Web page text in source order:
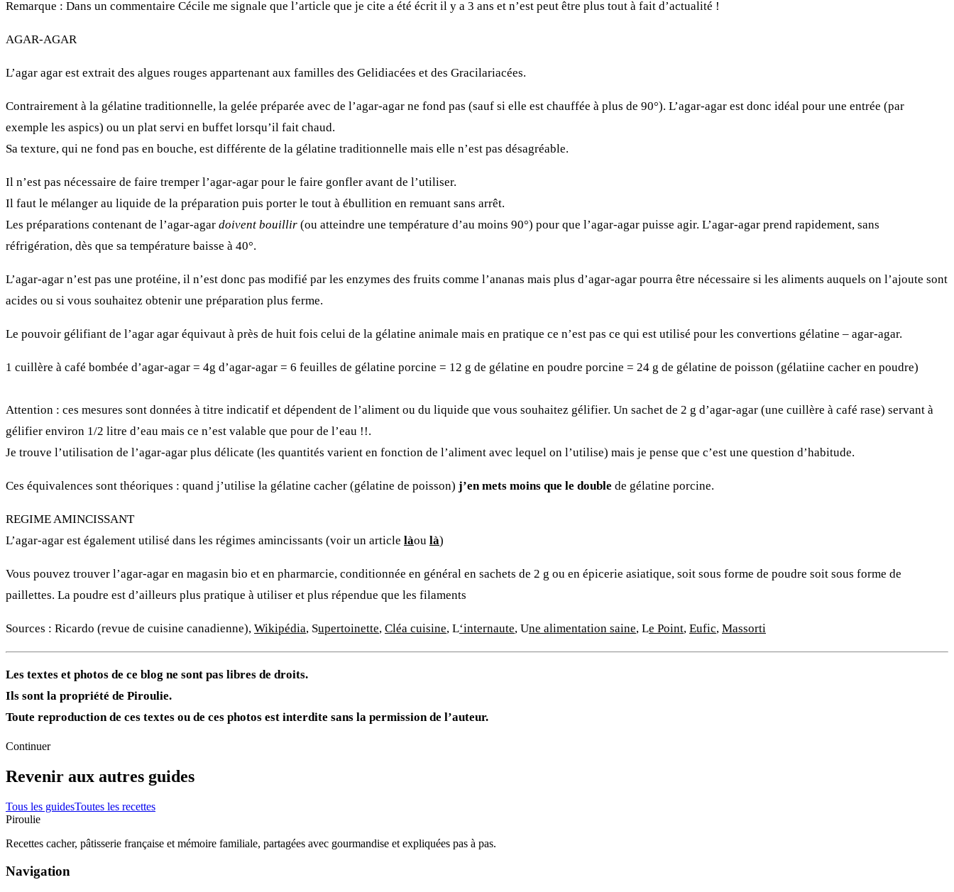
Remarque : Dans un commentaire Cécile me signale que l’article que je cite a été écrit il y a 3 ans et n’est peut être plus tout à fait d’actualité !
AGAR-AGAR
L’agar agar est extrait des algues rouges appartenant aux familles des Gelidiacées et des Gracilariacées.
Contrairement à la gélatine traditionnelle, la gelée préparée avec de l’agar-agar ne fond pas (sauf si elle est chauffée à plus de 90°). L’agar-agar est donc idéal pour une entrée (par
exemple les aspics) ou un plat servi en buffet lorsqu’il fait chaud.
Sa texture, qui ne fond pas en bouche, est différente de la gélatine traditionnelle mais elle n’est pas désagréable.
Il n’est pas nécessaire de faire tremper l’agar-agar pour le faire gonfler avant de l’utiliser.
Il faut le mélanger au liquide de la préparation puis porter le tout à ébullition en remuant sans arrêt.
Les préparations contenant de l’agar-agar doivent bouillir (ou atteindre une température d’au moins 90°) pour que l’agar-agar puisse agir. L’agar-agar prend rapidement, sans
réfrigération, dès que sa température baisse à 40°.
L’agar-agar n’est pas une protéine, il n’est donc pas modifié par les enzymes des fruits comme l’ananas mais plus d’agar-agar pourra être nécessaire si les aliments auquels on l’ajoute sont
acides ou si vous souhaitez obtenir une préparation plus ferme.
Le pouvoir gélifiant de l’agar agar équivaut à près de huit fois celui de la gélatine animale mais en pratique ce n’est pas ce qui est utilisé pour les convertions gélatine – agar-agar.
1 cuillère à café bombée d’agar-agar = 4g d’agar-agar = 6 feuilles de gélatine porcine = 12 g de gélatine en poudre porcine = 24 g de gélatine de poisson (gélatiine cacher en poudre)
Attention : ces mesures sont données à titre indicatif et dépendent de l’aliment ou du liquide que vous souhaitez gélifier. Un sachet de 2 g d’agar-agar (une cuillère à café rase) servant à
gélifier environ 1/2 litre d’eau mais ce n’est valable que pour de l’eau !!.
Je trouve l’utilisation de l’agar-agar plus délicate (les quantités varient en fonction de l’aliment avec lequel on l’utilise) mais je pense que c’est une question d’habitude.
Ces équivalences sont théoriques : quand j’utilise la gélatine cacher (gélatine de poisson) j’en mets moins que le double de gélatine porcine.
REGIME AMINCISSANT
L’agar-agar est également utilisé dans les régimes amincissants (voir un article làou là)
Vous pouvez trouver l’agar-agar en magasin bio et en pharmarcie, conditionnée en général en sachets de 2 g ou en épicerie asiatique, soit sous forme de poudre soit sous forme de
paillettes. La poudre est d’ailleurs plus pratique à utiliser et plus répendue que les filaments
Sources : Ricardo (revue de cuisine canadienne), Wikipédia, Supertoinette, Cléa cuisine, L‘internaute, Une alimentation saine, Le Point, Eufic, Massorti
Les textes et photos de ce blog ne sont pas libres de droits.
Ils sont la propriété de Piroulie.
Toute reproduction de ces textes ou de ces photos est interdite sans la permission de l’auteur.
Continuer
Revenir aux autres guides
Tous les guidesToutes les recettes
Piroulie
Recettes cacher, pâtisserie française et mémoire familiale, partagées avec gourmandise et expliquées pas à pas.
Navigation